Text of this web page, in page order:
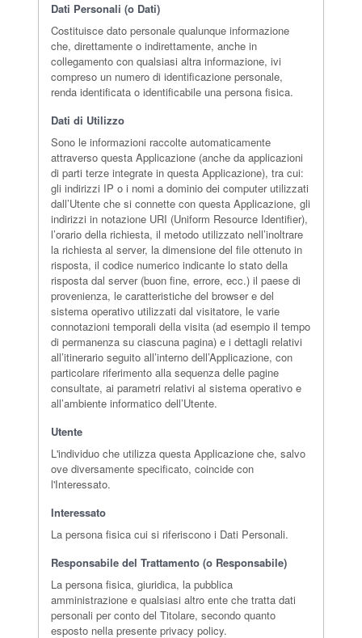
Dati Personali (o Dati)
Costituisce dato personale qualunque informazione
che, direttamente o indirettamente, anche in
collegamento con qualsiasi altra informazione, ivi
compreso un numero di identificazione personale,
renda identificata o identificabile una persona fisica.
Dati di Utilizzo
Sono le informazioni raccolte automaticamente
attraverso questa Applicazione (anche da applicazioni
di parti terze integrate in questa Applicazione), tra cui:
gli indirizzi IP o i nomi a dominio dei computer utilizzati
dall’Utente che si connette con questa Applicazione, gli
indirizzi in notazione URI (Uniform Resource Identifier),
l’orario della richiesta, il metodo utilizzato nell’inoltrare
la richiesta al server, la dimensione del file ottenuto in
risposta, il codice numerico indicante lo stato della
risposta dal server (buon fine, errore, ecc.) il paese di
provenienza, le caratteristiche del browser e del
sistema operativo utilizzati dal visitatore, le varie
connotazioni temporali della visita (ad esempio il tempo
di permanenza su ciascuna pagina) e i dettagli relativi
all’itinerario seguito all’interno dell’Applicazione, con
particolare riferimento alla sequenza delle pagine
consultate, ai parametri relativi al sistema operativo e
all’ambiente informatico dell’Utente.
Utente
L'individuo che utilizza questa Applicazione che, salvo
ove diversamente specificato, coincide con
l'Interessato.
Interessato
La persona fisica cui si riferiscono i Dati Personali.
Responsabile del Trattamento (o Responsabile)
La persona fisica, giuridica, la pubblica
amministrazione e qualsiasi altro ente che tratta dati
personali per conto del Titolare, secondo quanto
esposto nella presente privacy policy.